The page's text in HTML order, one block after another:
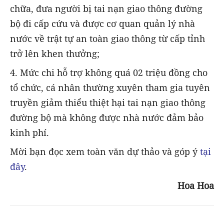
chữa, đưa người bị tai nạn giao thông đường
bộ đi cấp cứu và được cơ quan quản lý nhà
nước về trật tự an toàn giao thông từ cấp tỉnh
trở lên khen thưởng;
4. Mức chi hỗ trợ không quá 02 triệu đồng cho
tổ chức, cá nhân thường xuyên tham gia tuyên
truyền giảm thiểu thiệt hại tai nạn giao thông
đường bộ mà không được nhà nước đảm bảo
kinh phí.
Mời bạn đọc xem toàn văn dự thảo và góp ýtại
đây.
Hoa Hoa